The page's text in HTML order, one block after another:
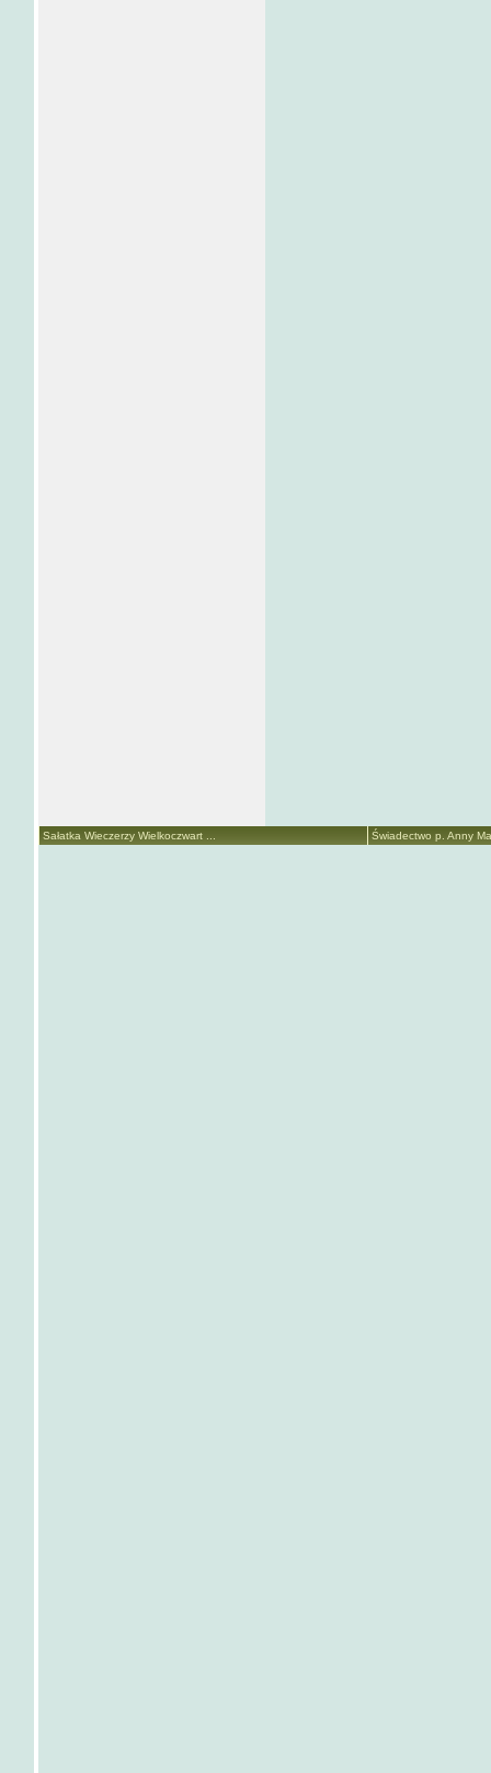
Sałatka Wieczerzy Wielkoczwart ... Świadectwo p. Anny